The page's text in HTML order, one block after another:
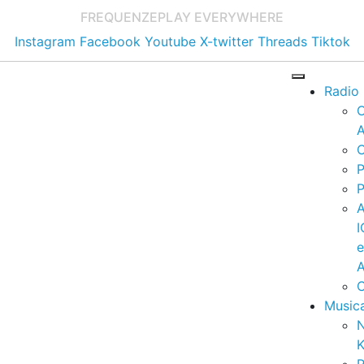
FREQUENZEPLAY EVERYWHERE
Instagram Facebook Youtube X-twitter Threads Tiktok
Radio
e